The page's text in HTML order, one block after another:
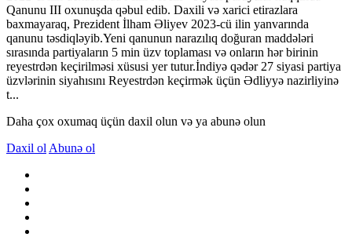
Qanunu III oxunuşda qəbul edib. Daxili və xarici etirazlara
baxmayaraq, Prezident İlham Əliyev 2023-cü ilin yanvarında
qanunu təsdiqləyib.Yeni qanunun narazılıq doğuran maddələri
sırasında partiyaların 5 min üzv toplaması və onların hər birinin
reyestrdən keçirilməsi xüsusi yer tutur.İndiyə qədər 27 siyasi partiya
üzvlərinin siyahısını Reyestrdən keçirmək üçün Ədliyyə nazirliyinə
t...
Daha çox oxumaq üçün daxil olun və ya abunə olun
Daxil ol Abunə ol